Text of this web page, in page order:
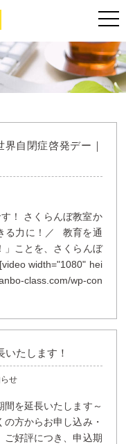
自閉症啓発デー｜
！ さくらんぼ教室か
る力に！／ 教育を通
」ことを、さくらんぼ
width="1080" hei
class.com/wp-con
たします！
せ
間を延長いたします～
方からお申し込み・
ご好評につき、申込期